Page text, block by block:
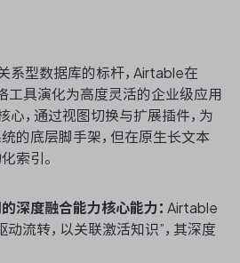
系型数据库的标杆，Airtable在
工具演化为高度灵活的企业级应用
心，通过视图切换与扩展插件，为
的底层脚手架，但在原生长文本
索引。
深度融合能力核心能力： Airtable
流转，以关联激活知识”，其深度